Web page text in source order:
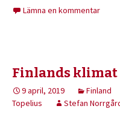
Lämna en kommentar
Finlands
9 april, 2019 Finland
Topelius
Stefan